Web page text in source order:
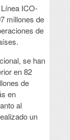
ICO-
millones de
de
se han
en 82
de
en
al
un